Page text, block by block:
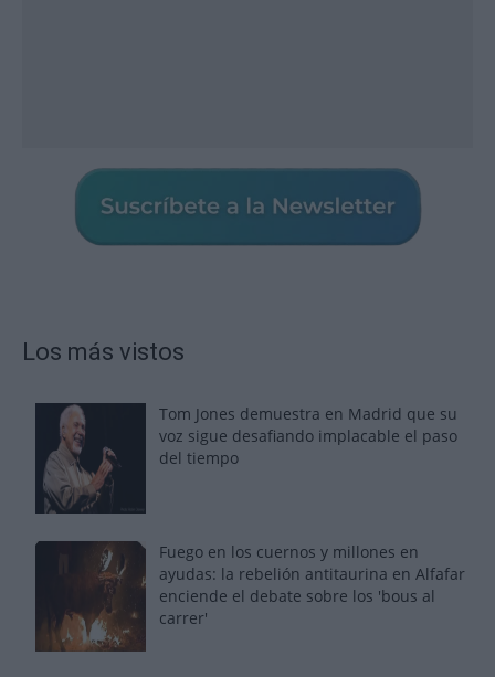
Los más vistos
Tom Jones demuestra en Madrid que su
voz sigue desafiando implacable el paso
del tiempo
Fuego en los cuernos y millones en
ayudas: la rebelión antitaurina en Alfafar
enciende el debate sobre los 'bous al
carrer'